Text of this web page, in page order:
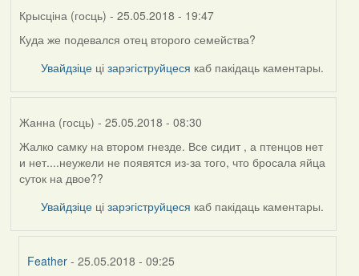
Крысціна (госць) - 25.05.2018 - 19:47
Куда же подевался отец второго семейства?
Увайдзіце цізарэгіструйцеся каб пакідаць каментары.
Жанна (госць) - 25.05.2018 - 08:30
Жалко самку на втором гнезде. Все сидит , а птенцов нет
и нет....неужели не появятся из-за того, что бросала яйца
суток на двое??
Увайдзіце цізарэгіструйцеся каб пакідаць каментары.
Feather - 25.05.2018 - 09:25